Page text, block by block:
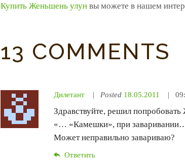
Купить Женьшень улун вы можете в нашем
13 COMMENTS
Дилетант Posted 18.05.2011
Здравствуйте, решил
«… «Камешки», при
Может неправильно завариваю?
Ответить